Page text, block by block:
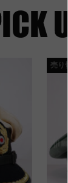
売り